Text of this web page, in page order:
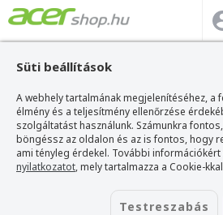
Süti beállítások
A webhely tartalmának megjelenítéséhez, a
élmény és a teljesítmény ellenőrzése
szolgáltatást használunk. Számunkra
böngéssz az oldalon és az is fontos, hogy
ami tényleg érdekel. További
nyilatkozatot, mely tartalmazza a Cookie-
Testreszabás